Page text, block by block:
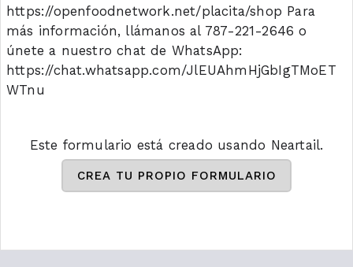
https://openfoodnetwork.net/placita/shop Para
más información, llámanos al 787-221-2646 o
únete a nuestro chat de WhatsApp:
https://chat.whatsapp.com/JlEUAhmHjGbIgTMoET
WTnu
Este formulario está creado usando Neartail.
CREA TU PROPIO FORMULARIO